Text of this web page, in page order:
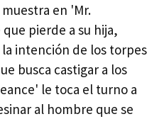
en 'Mr.
pierde a su hija,
intención de los torpes
busca castigar a los
le toca el turno a
al hombre que se